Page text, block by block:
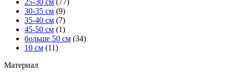
30-35 см (9)
35-40 см (7)
45-50 см (1)
больше 50 см (34)
10 см (11)
Материал